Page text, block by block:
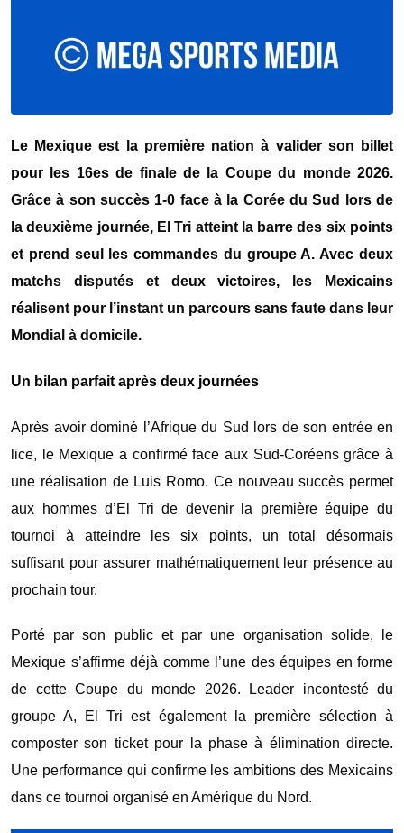
Le Mexique est la première nation à valider son billet
pour les 16es de finale de la Coupe du monde 2026.
Grâce à son succès 1-0 face à la Corée du Sud
lors de
la deuxième journée, El Tri atteint la barre des six points
et prend seul les commandes du groupe A. Avec deux
matchs disputés et deux victoires, les Mexicains
réalisent pour l’instant un parcours sans faute dans leur
Mondial à domicile.
Un bilan parfait après deux journées
Après avoir dominé l’Afrique du Sud lors de son entrée en
lice, le Mexique a confirmé face aux Sud-Coréens grâce à
une réalisation de Luis Romo. Ce nouveau succès permet
aux hommes d’El Tri de devenir la première équipe du
tournoi à atteindre les six points, un total désormais
suffisant pour assurer mathématiquement leur présence au
prochain tour.
Porté par son public et par une organisation solide, le
Mexique s’affirme déjà comme l’une des équipes en forme
de cette Coupe du monde 2026. Leader incontesté du
groupe A, El Tri est également la première sélection à
composter son ticket pour la phase à élimination directe.
Une performance qui confirme les ambitions des Mexicains
dans ce tournoi organisé en Amérique du Nord.